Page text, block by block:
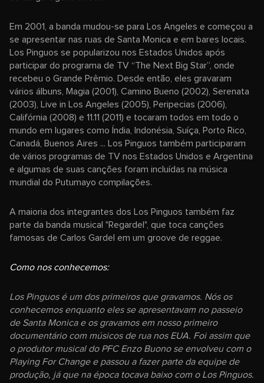
Em 2001, a banda mudou-se para Los Angeles e começou a
se apresentar nas ruas de Santa Monica e em bares locais.
Los Pinguos se popularizou nos Estados Unidos após
participar do programa de TV “The Next Big Star”, onde
recebeu o Grande Prêmio. Desde então, eles gravaram
vários álbuns, Magia (2001), Camino Bueno (2002), Serenata
(2003), Live in Los Angeles (2005), Peripecias (2006),
Califórnia (2008) e 11.11 (2011) e tocaram todos em todo o
mundo em lugares como Índia, Indonésia, Suíça, Porto Rico,
Canadá, Buenos Aires ... Los Pinguos também participaram
de vários programas de TV nos Estados Unidos e Argentina
e algumas de suas canções foram incluídas na música
mundial do Putumayo compilações.
A maioria dos integrantes dos Los Pinguos também faz
parte da banda musical "Regardel", que toca canções
famosas de Carlos Gardel em um groove de reggae.
Como nos conhecemos:
Los Pinguos é um dos primeiros que gravamos. Nós os
conhecemos enquanto eles se apresentavam no passeio
de Santa Monica e os gravamos em nosso primeiro
documentário com músicos de rua nos EUA. Foi assim que
o produtor musical do PFC Enzo Buono se envolveu com o
Playing For Change e passou a fazer parte da equipe de
produção, já que na época tocava baixo com o Los Pinguos.